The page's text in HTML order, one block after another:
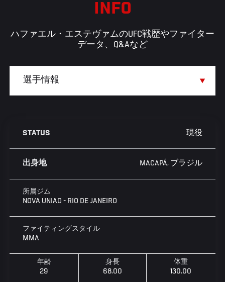
INFO
ハファエル・エステヴァムのUFC戦歴やファイター
データ、Q&Aなど
STATUS 現役
出身地 MACAPÁ, ブラジル
所属ジム
NOVA UNIAO - RIO DE JANEIRO
ファイティングスタイル
MMA
年齢
29
身長
68.00
体重
130.00